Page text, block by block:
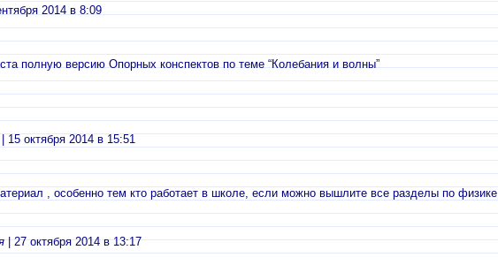
2014 в 8:09
полную версию Опорных конспектов по теме “Колебания и волны”
15 октября 2014 в 15:51
, особенно тем кто работает в школе, если можно вышлите все разделы по физике
| 27 октября 2014 в 13:17